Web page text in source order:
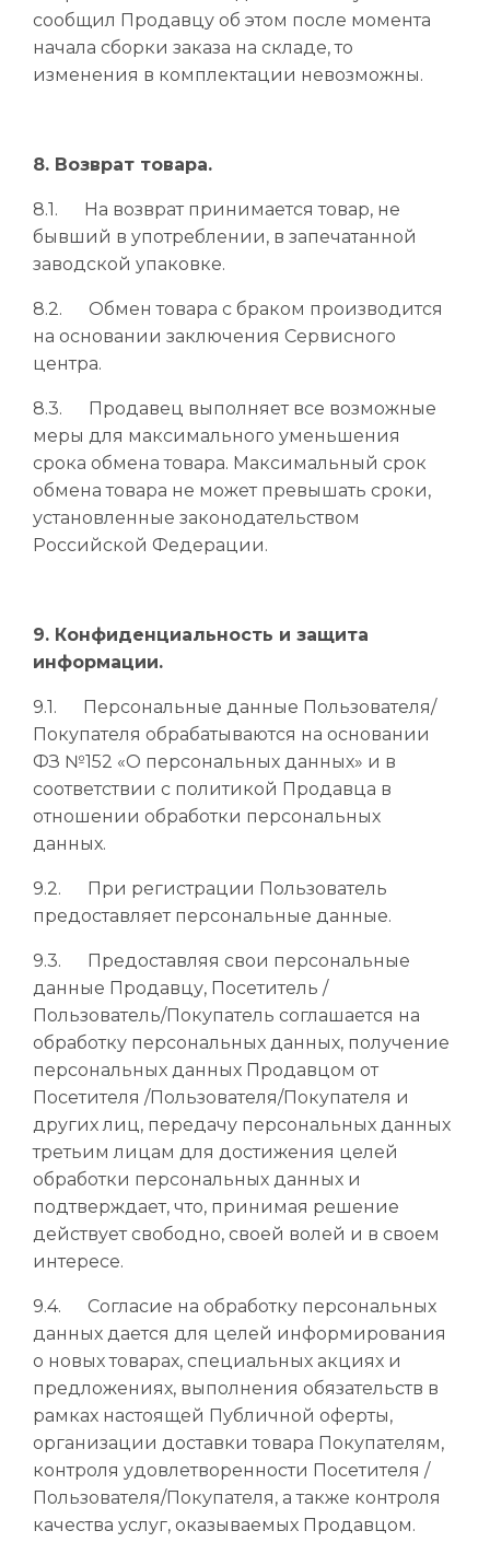
сообщил Продавцу об этом после момента
начала сборки заказа на складе, то
изменения в комплектации невозможны.
8. Возврат товара.
8.1. На возврат принимается товар, не
бывший в употреблении, в запечатанной
заводской упаковке.
8.2. Обмен товара с браком производится
на основании заключения Сервисного
центра.
8.3. Продавец выполняет все возможные
меры для максимального уменьшения
срока обмена товара. Максимальный срок
обмена товара не может превышать сроки,
установленные законодательством
Российской Федерации.
9. Конфиденциальность и защита
информации.
9.1. Персональные данные Пользователя/
Покупателя обрабатываются на основании
ФЗ №152 «О персональных данных» и в
соответствии с политикой Продавца в
отношении обработки персональных
данных.
9.2. При регистрации Пользователь
предоставляет персональные данные.
9.3. Предоставляя свои персональные
данные Продавцу, Посетитель /
Пользователь/Покупатель соглашается на
обработку персональных данных, получение
персональных данных Продавцом от
Посетителя /Пользователя/Покупателя и
других лиц, передачу персональных данных
третьим лицам для достижения целей
обработки персональных данных и
подтверждает, что, принимая решение
действует свободно, своей волей и в своем
интересе.
9.4. Согласие на обработку персональных
данных дается для целей информирования
о новых товарах, специальных акциях и
предложениях, выполнения обязательств в
рамках настоящей Публичной оферты,
организации доставки товара Покупателям,
контроля удовлетворенности Посетителя /
Пользователя/Покупателя, а также контроля
качества услуг, оказываемых Продавцом.